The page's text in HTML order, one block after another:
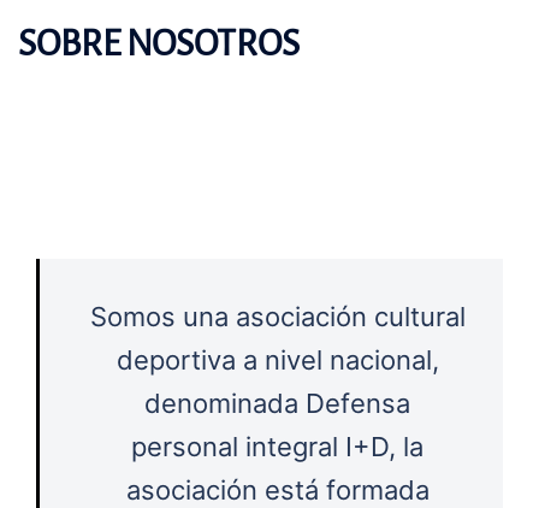
SOBRE NOSOTROS
Somos una asociación cultural
deportiva a nivel nacional,
denominada Defensa
personal integral I+D, la
asociación está formada